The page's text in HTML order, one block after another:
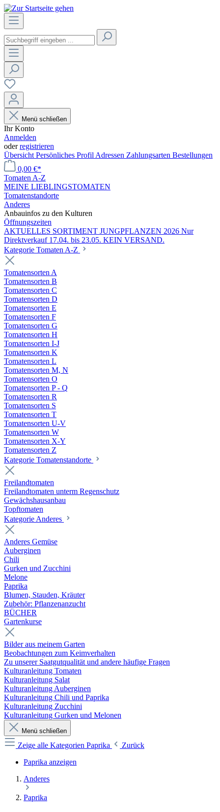
Menü schließen
Ihr Konto
Anmelden
oderregistrieren
Übersicht Persönliches Profil Adressen Zahlungsarten Bestellungen
0,00 €*
Tomaten A-Z
MEINE LIEBLINGSTOMATEN
Tomatenstandorte
Anderes
Anbauinfos zu den Kulturen
Öffnungszeiten
AKTUELLES SORTIMENT JUNGPFLANZEN 2026 Nur
Direktverkauf 17.04. bis 23.05. KEIN VERSAND.
Kategorie Tomaten A-Z
Tomatensorten A
Tomatensorten B
Tomatensorten C
Tomatensorten D
Tomatensorten E
Tomatensorten F
Tomatensorten G
Tomatensorten H
Tomatensorten I-J
Tomatensorten K
Tomatensorten L
Tomatensorten M, N
Tomatensorten O
Tomatensorten P - Q
Tomatensorten R
Tomatensorten S
Tomatensorten T
Tomatensorten U-V
Tomatensorten W
Tomatensorten X-Y
Tomatensorten Z
Kategorie Tomatenstandorte
Freilandtomaten
Freilandtomaten unterm Regenschutz
Gewächshausanbau
Topftomaten
Kategorie Anderes
Anderes Gemüse
Auberginen
Chili
Gurken und Zucchini
Melone
Paprika
Blumen, Stauden, Kräuter
Zubehör: Pflanzenanzucht
BÜCHER
Gartenkurse
Bilder aus meinem Garten
Beobachtungen zum Keimverhalten
Zu unserer Saatgutqualität und andere häufige Fragen
Kulturanleitung Tomaten
Kulturanleitung Salat
Kulturanleitung Auberginen
Kulturanleitung Chili und Paprika
Kulturanleitung Zucchini
Kulturanleitung Gurken und Melonen
Menü schließen
Zeige alle Kategorien Paprika
Zurück
Paprika anzeigen
Anderes
Paprika